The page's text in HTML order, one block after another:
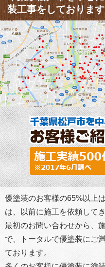
装工事をしておりま
優塗装のお客様の65%以上
は、以前に施工を依頼して
最初のお問い合わせから、
で、トータルで優塗装にご
ております。